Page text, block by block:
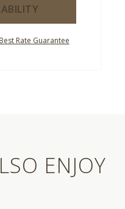
Rate Guarantee
ENJOY